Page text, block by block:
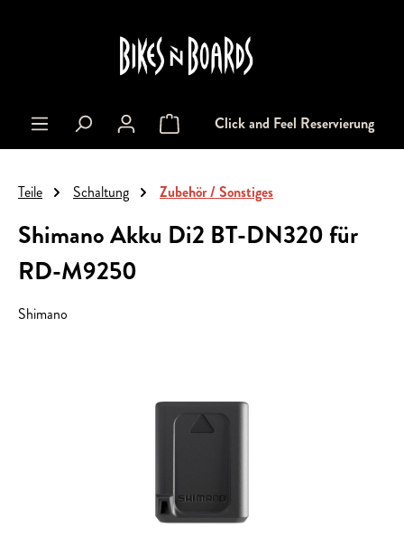
Warenkorb enthält 0 Positionen. Der
Click and Feel Reservierung
Teile Schaltung Zubehör / Sonstiges
Shimano Akku Di2 BT-DN320 für
RD-M9250
Shimano